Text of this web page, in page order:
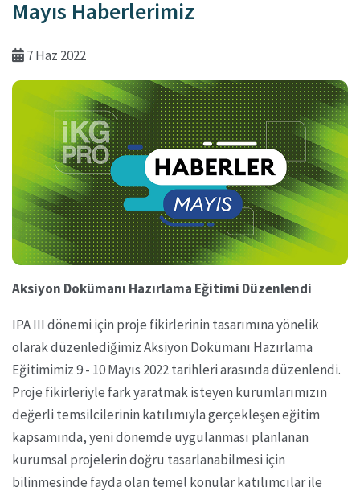
Mayıs Haberlerimiz
7 Haz 2022
Aksiyon Dokümanı Hazırlama Eğitimi Düzenlendi
IPA III dönemi için proje fikirlerinin tasarımına yönelik
olarak düzenlediğimiz Aksiyon Dokümanı Hazırlama
Eğitimimiz 9 - 10 Mayıs 2022 tarihleri arasında düzenlendi.
Proje fikirleriyle fark yaratmak isteyen kurumlarımızın
değerli temsilcilerinin katılımıyla gerçekleşen eğitim
kapsamında, yeni dönemde uygulanması planlanan
kurumsal projelerin doğru tasarlanabilmesi için
bilinmesinde fayda olan temel konular katılımcılar ile